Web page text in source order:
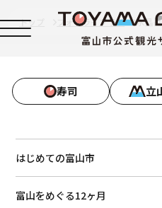
トップ フォトライブラリ 水晶
寿司 立
はじめての富山市
富山をめぐる12ヶ月